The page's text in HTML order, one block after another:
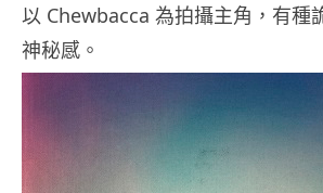
以 Chewbacca 為拍攝主角，有種
神秘感。